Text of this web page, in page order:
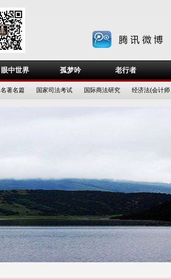
眼中世界 孤梦吟 老行者
名著名篇 国家司法考试 国际商法研究 经济法(会计